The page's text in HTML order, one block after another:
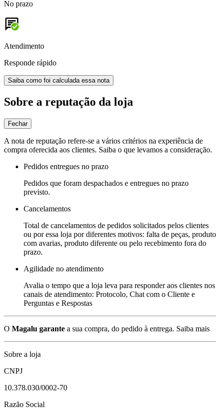
No prazo
Atendimento
Responde rápido
Saiba como foi calculada essa nota
Sobre a reputação da loja
Fechar
A nota de reputação refere-se a vários critérios na experiência de
compra oferecida aos clientes. Saiba o que levamos a consideração.
Pedidos entregues no prazo
Pedidos que foram despachados e entregues no prazo
previsto.
Cancelamentos
Total de cancelamentos de pedidos solicitados pelos clientes
ou por essa loja por diferentes motivos: falta de peças, produto
com avarias, produto diferente ou pelo recebimento fora do
prazo.
Agilidade no atendimento
Avalia o tempo que a loja leva para responder aos clientes nos
canais de atendimento: Protocolo, Chat com o Cliente e
Perguntas e Respostas
O Magalu garante a sua compra, do pedido à entrega. Saiba mais
Sobre a loja
CNPJ
10.378.030/0002-70
Razão Social